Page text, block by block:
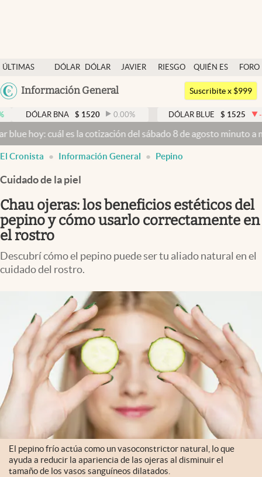
ÚLTIMAS
NOTICIAS
DÓLAR
DÓLAR
JAVIER
RIESGO
QUIÉN ES
QUIÉN
FORO
Argentina
México
Información General
Dólar
Members
Economía y Política
Finanzas y Mercados
Mercados Online
Negocios
Columnistas
Otras secciones
Infotechnology
Mundial 2026
Eventos Corporativos
El Cronista Studio
Mediakit
abre en nueva pestaña
Argentina
Suscribite x $999
BNA $ 1520 0.00% DÓLAR BLUE $ 1525 -0.33%
es la cotización del sábado 8 de agosto minuto a minuto
El Cronista Información General Pepino
Cuidado de la piel
Chau ojeras: los beneficios estéticos del
pepino y cómo usarlo correctamente en
el rostro
Descubrí cómo el pepino puede ser tu aliado natural en el
cuidado del rostro.
El pepino frío actúa como un vasoconstrictor natural, lo que
ayuda a reducir la apariencia de las ojeras al disminuir el
tamaño de los vasos sanguíneos dilatados.